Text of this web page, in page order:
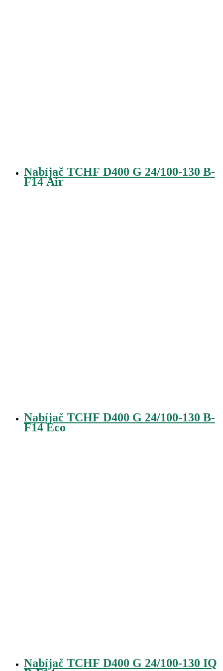
Nabíjač TCHF D400 G 24/100-130 B-
F14 Air
Nabíjač TCHF D400 G 24/100-130 B-
F14 Eco
Nabíjač TCHF D400 G 24/100-130 IQ